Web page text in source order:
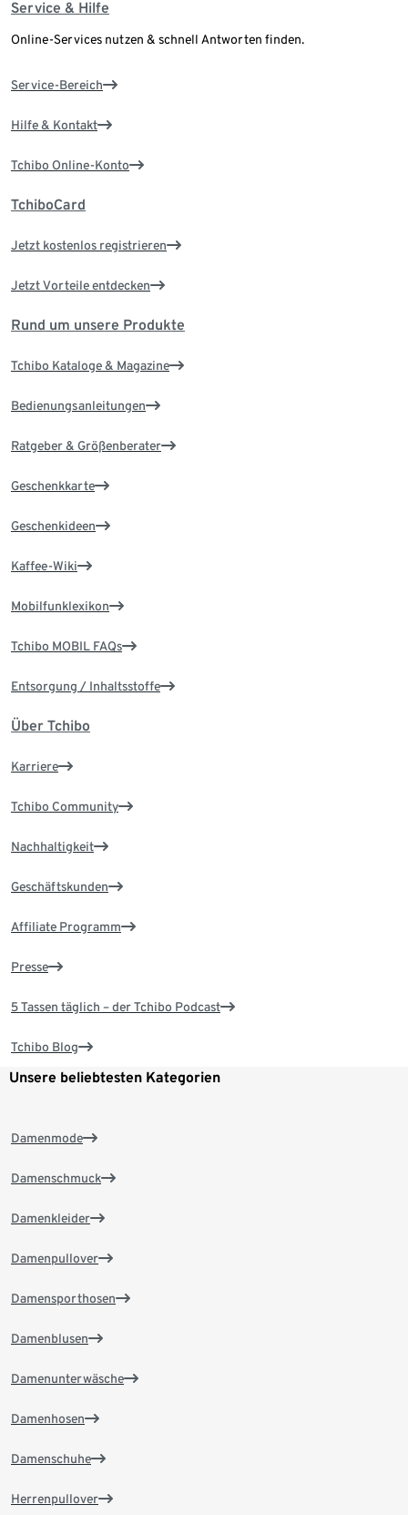
Service & Hilfe
Online-Services nutzen & schnell Antworten finden.
Service-Bereich
Hilfe & Kontakt
Tchibo Online-Konto
TchiboCard
Jetzt kostenlos registrieren
Jetzt Vorteile entdecken
Rund um unsere Produkte
Tchibo Kataloge & Magazine
Bedienungsanleitungen
Ratgeber & Größenberater
Geschenkkarte
Geschenkideen
Kaffee-Wiki
Mobilfunklexikon
Tchibo MOBIL FAQs
Entsorgung / Inhaltsstoffe
Über Tchibo
Karriere
Tchibo Community
Nachhaltigkeit
Geschäftskunden
Affiliate Programm
Presse
5 Tassen täglich – der Tchibo Podcast
Tchibo Blog
Unsere beliebtesten Kategorien
Damenmode
Damenschmuck
Damenkleider
Damenpullover
Damensporthosen
Damenblusen
Damenunterwäsche
Damenhosen
Damenschuhe
Herrenpullover